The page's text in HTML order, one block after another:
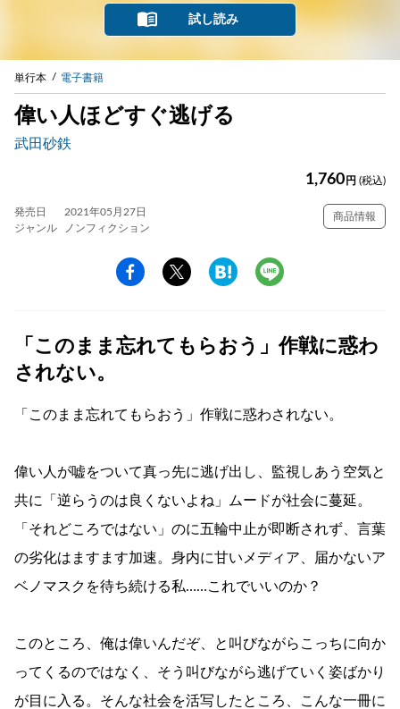
試し読み
単行本 電子書籍
偉い人ほどすぐ逃げる
武田砂鉄
1,760 円 (税込)
発売日
2021年05月27日
ジャンル
ノンフィクション
商品情報
「このまま忘れてもらおう」作戦に惑わ
されない。
「このまま忘れてもらおう」作戦に惑わされない。
偉い人が嘘をついて真っ先に逃げ出し、監視しあう空気と
共に「逆らうのは良くないよね」ムードが社会に蔓延。
「それどころではない」のに五輪中止が即断されず、言葉
の劣化はますます加速。身内に甘いメディア、届かないア
ベノマスクを待ち続ける私……これでいいのか？
このところ、俺は偉いんだぞ、と叫びながらこっちに向か
ってくるのではなく、そう叫びながら逃げていく姿ばかり
が目に入る。そんな社会を活写したところ、こんな一冊に